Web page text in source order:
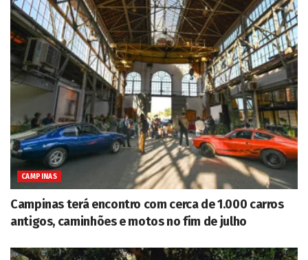
CAMPINAS
Campinas terá encontro com cerca de 1.000 carros
antigos, caminhões e motos no fim de julho